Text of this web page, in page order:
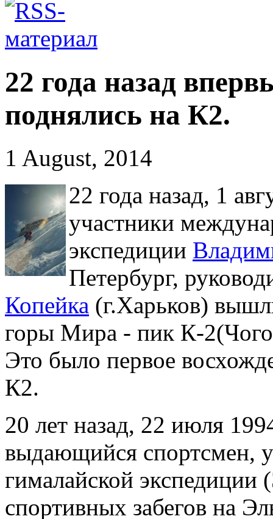
22 года назад
поднялись на К2.
1 August, 2014
22 года назад, 1
участники
экспедиции
Петербург,
Копейка (г.Харьков)
горы Мира - пик К-
Это было первое
К2.
20 лет назад, 22 июля
выдающийся спортсмен,
гималайской экспедиции
спортивных забегов на